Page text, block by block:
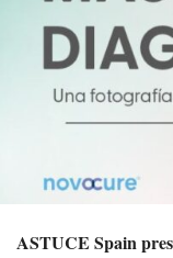
ASTUCE Spain